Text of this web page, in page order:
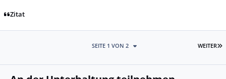
Zitat
WEITER
SEITE 1 VON 2